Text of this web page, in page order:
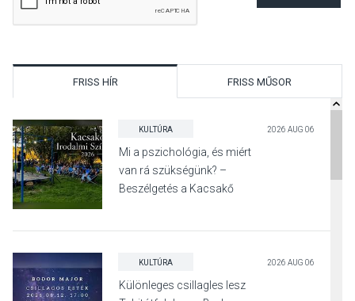
FRISS HÍR FRISS MŰSOR
KULTÚRA 2026 AUG 06
Mi a pszichológia, és miért
van rá szükségünk? –
Beszélgetés a Kacsakő
KULTÚRA 2026 AUG 06
Különleges csillagles lesz